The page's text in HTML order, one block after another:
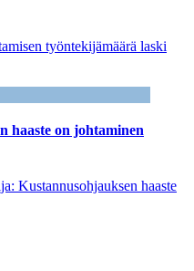
työntekijämäärä laski
haaste on johtaminen
Kustannusohjauksen haaste